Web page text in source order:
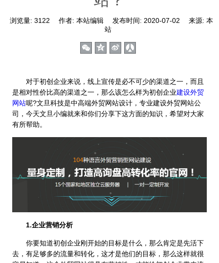
浏览量: 3122 作者: 本站编辑 发布时间: 2020-07-02 来源: 本
站
对于初创企业来说，线上宣传是必不可少的渠道之一，而且
是相对性价比高的渠道之一，那么该怎么样为初创企业建设外贸
网站呢?文旦科技是中高端外贸网站设计，专业建设外贸网站公
司，今天文旦小编就来和你们分享下这方面的知识，希望对大家
有所帮助。
1.企业营销分析
你要知道初创企业刚开始的目标是什么，那么肯定是先活下
去，有足够多的流量和转化，这才是他们的目标，那么这样就很